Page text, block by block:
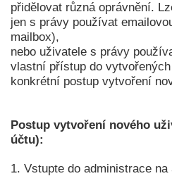
přidělovat různá oprávnění.
jen s právy používat
mailbox),
nebo uživatele s právy
vlastní přístup do
konkrétní postup vytvoření
Postup vytvoření nového
účtu):
1. Vstupte do administrace na